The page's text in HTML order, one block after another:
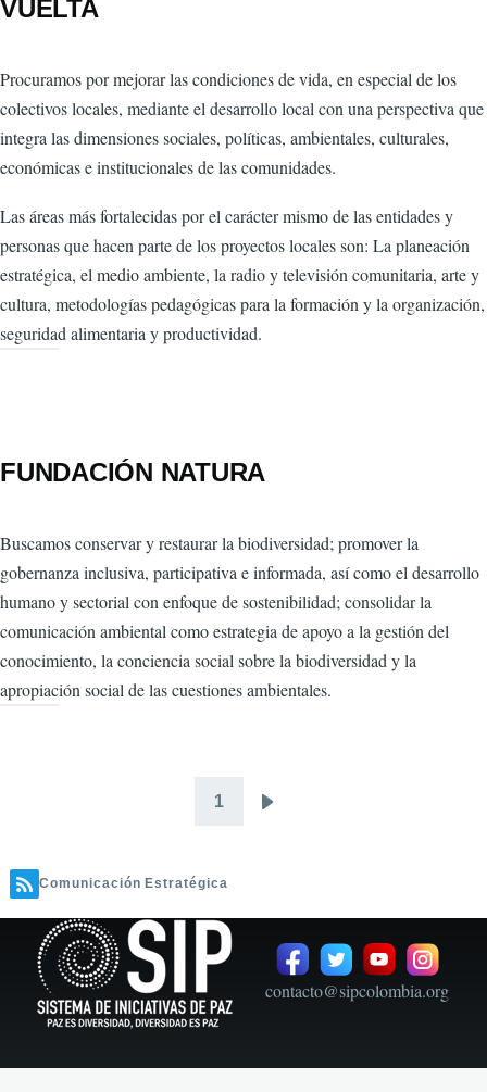
VUELTA
Procuramos por mejorar las condiciones de vida, en especial de los
colectivos locales, mediante el desarrollo local con una perspectiva que
integra las dimensiones sociales, políticas, ambientales, culturales,
económicas e institucionales de las comunidades.
Las áreas más fortalecidas por el carácter mismo de las entidades y
personas que hacen parte de los proyectos locales son: La planeación
estratégica, el medio ambiente, la radio y televisión comunitaria, arte y
cultura, metodologías pedagógicas para la formación y la organización,
seguridad alimentaria y productividad.
FUNDACIÓN NATURA
Buscamos conservar y restaurar la biodiversidad; promover la
gobernanza inclusiva, participativa e informada, así como el desarrollo
humano y sectorial con enfoque de sostenibilidad; consolidar la
comunicación ambiental como estrategia de apoyo a la gestión del
conocimiento, la conciencia social sobre la biodiversidad y la
apropiación social de las cuestiones ambientales.
1
Comunicación Estratégica
contacto@sipcolombia.org